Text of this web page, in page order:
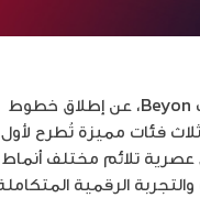
Beyon، عن إطلاق خطوط
فئات مميزة تُطرح لأول
تلائم مختلف أنماط
الرقمية